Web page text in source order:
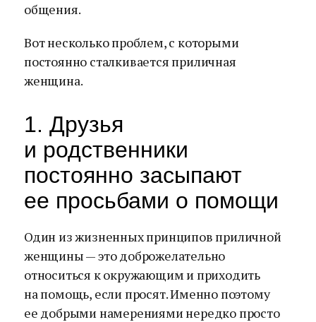
общения.
Вот несколько проблем, с которыми
постоянно сталкивается приличная
женщина.
1. Друзья
и родственники
постоянно засыпают
ее просьбами о помощи
Один из жизненных принципов приличной
женщины — это доброжелательно
относиться к окружающим и приходить
на помощь, если просят. Именно поэтому
ее добрыми намерениями нередко просто